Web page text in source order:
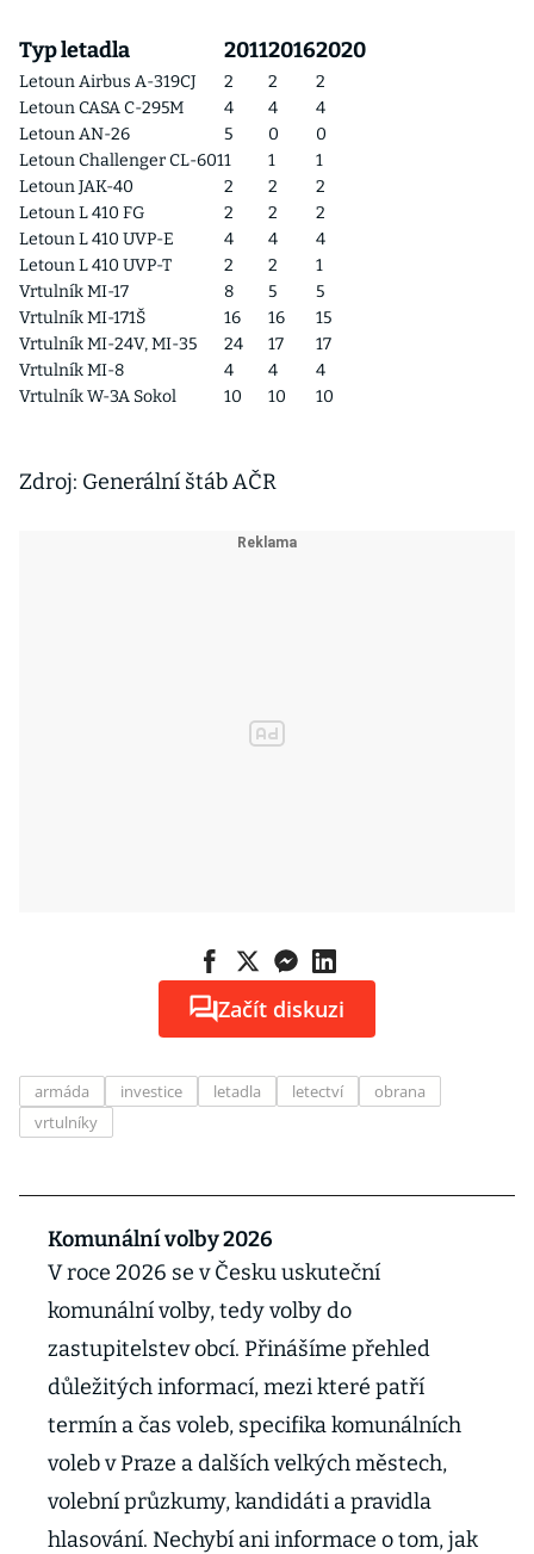
Typ letadla 201120162020
Letoun Airbus A-319CJ 2 2
2
Letoun CASA C-295M
4 4
4
Letoun AN-26
5 0
0
Letoun Challenger CL-6011 1
1
Letoun JAK-40
2 2
2
Letoun L 410 FG
2 2
2
Letoun L 410 UVP-E
4 4
4
Letoun L 410 UVP-T
2 2
1
Vrtulník MI-17
8 5
5
Vrtulník MI-171Š
16 16
15
Vrtulník MI-24V, MI-35
24 17
17
Vrtulník MI-8
4 4
4
Vrtulník W-3A Sokol
10 10 10
Zdroj: Generální štáb AČR
Začít diskuzi
armáda investice letadla letectví
obrana
vrtulníky
Komunální volby 2026
V roce 2026 se v Česku uskuteční
komunální volby, tedy volby do
zastupitelstev obcí. Přinášíme přehled
důležitých informací, mezi které patří
termín a čas voleb, specifika komunálních
voleb v Praze a dalších velkých městech,
volební průzkumy, kandidáti a pravidla
hlasování. Nechybí ani informace o tom, jak